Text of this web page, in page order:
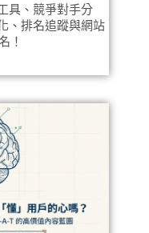
具、競爭對手分
、排名追蹤與網站
！